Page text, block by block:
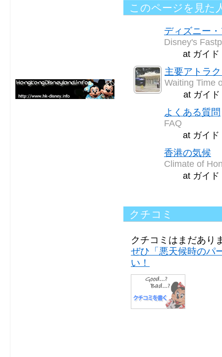
このページを見た
ディズニー
Disney's
at ガイド
主要アトラ
Waiting Time
at ガイ
よくある質問
FAQ
at ガイド
香港の気候
Climate of
at ガイド
クチコミ
クチコミはまだあり
ぜひ「悪天候時のパ
い！